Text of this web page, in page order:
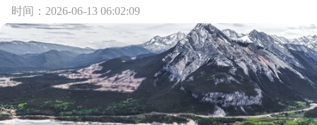
时间：2026-06-13 06:02:09